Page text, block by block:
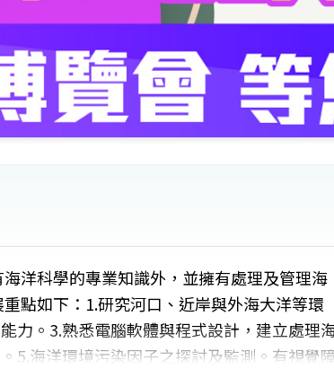
洋科學的專業知識外，並擁有處理及管理海
點如下：1.研究河口、近岸與外海大洋等環
力。3.熟悉電腦軟體與程式設計，建立處理
5.海洋環境污染因子之探討及監測。有視覺